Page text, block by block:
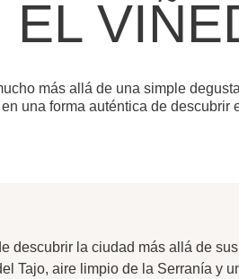
EL
más allá de una simple
una forma auténtica de descubrir
descubrir la ciudad más allá de
Tajo, aire limpio de la Serranía y